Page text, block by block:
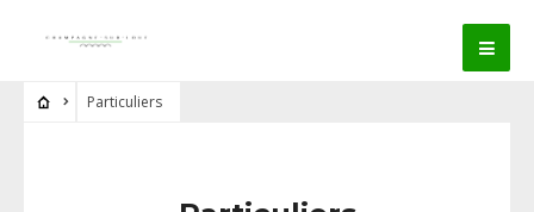
Particuliers